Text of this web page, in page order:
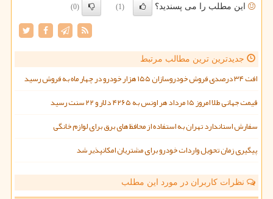
این مطلب را می پسندید؟ (1)
(0)
جدیدترین ترین مطالب مرتبط
افت ۳۴ درصدی فروش خودروسازان ۱۵۵ هزار خودرو در چهار ماه به فروش رسید
قیمت جهانی طلا امروز ۱۵ مرداد هر اونس به ۴۲۶۵ دلار و ۲۲ سنت رسید
سفارش استاندارد تهران به استفاده از محافظ های برق برای لوازم خانگی
پیگیری زمان تحویل واردات خودرو برای مشتریان امکانپذیر شد
نظرات کاربران در مورد این مطلب